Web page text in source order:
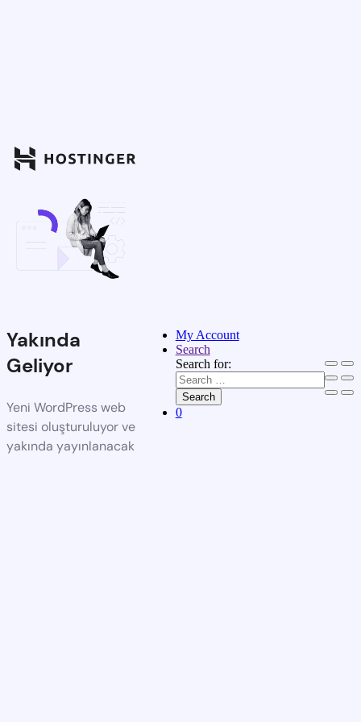
Yakında
Geliyor
Yeni WordPress web
sitesi oluşturuluyor ve
yakında yayınlanacak
My Account
Search
Search for:
Search
0